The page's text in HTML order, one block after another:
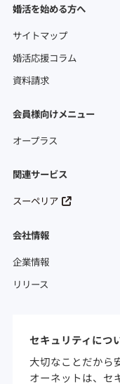
婚活を始める方へ
サイトマップ
婚活応援コラム
資料請求
会員様向けメニュー
オープラス
関連サービス
スーペリア
会社情報
企業情報
リリース
セキュリティにつ
大切なことだから
オーネットは、セ